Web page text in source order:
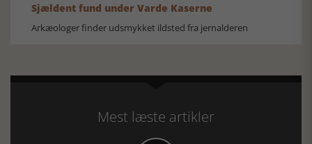
Sjældent fund under Varde Kaserne
Arkæologer finder udsmykket ildsted fra jernalderen
Mest læste artikler